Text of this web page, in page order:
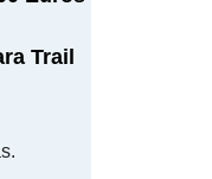
Trail